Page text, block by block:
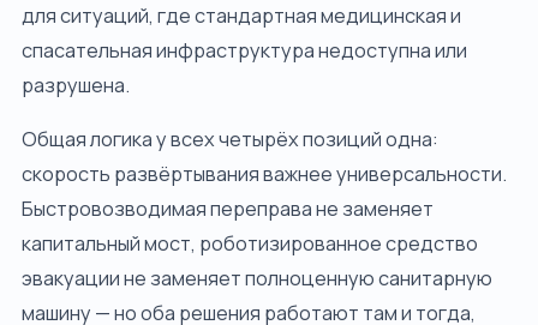
для ситуаций, где стандартная медицинская и
спасательная инфраструктура недоступна или
разрушена.
Общая логика у всех четырёх позиций одна:
скорость развёртывания важнее универсальности.
Быстровозводимая переправа не заменяет
капитальный мост, роботизированное средство
эвакуации не заменяет полноценную санитарную
машину — но оба решения работают там и тогда,